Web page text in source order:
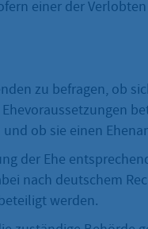
einer der
zu befragen, ob
ob sie einen
der Ehe
nach deutschem
werden.